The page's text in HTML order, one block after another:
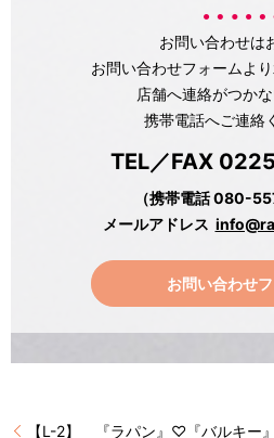
お問い合わせは
お問い合わせフォームより
店舗へ連絡がつかな
携帯電話へご連絡
TEL／FAX
（携帯電話 080-
メールアドレス
お問い合わせ
【L-2】 『ラパン』♡『バルキー